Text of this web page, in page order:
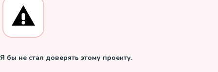
Я бы не стал доверять этому проекту.